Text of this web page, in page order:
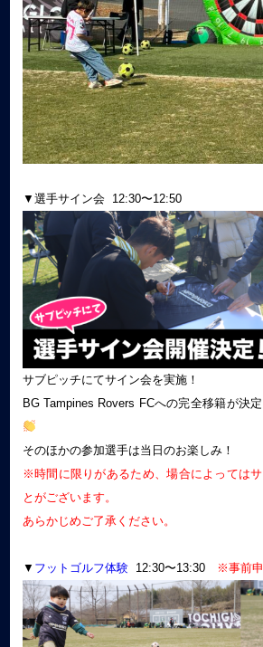
▼選手サイン会 12:30〜12:50
サブピッチにてサイン会を実施！
BG Tampines Rovers FCへの完全移籍が決
そのほかの参加選手は当日のお楽しみ！
※時間に限りがあるため、場合によっては
とがございます。
あらかじめご了承ください。
▼ フットゴルフ体験 12:30〜13:30 ※事前